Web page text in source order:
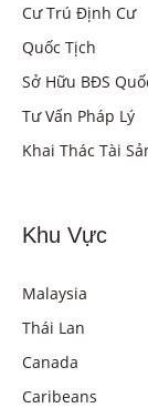
Cư Trú Định Cư
Quốc Tịch
Sở Hữu BĐS
Tư Vấn Pháp Lý
Khai Thác Tài
Khu Vực
Malaysia
Thái Lan
Canada
Caribeans